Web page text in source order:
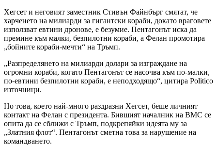
Хегсет и неговият заместник Стивън Файнбърг смятат, че
харченето на милиарди за гигантски кораби, докато враговете
използват евтини дронове, е безумие. Пентагонът иска да
премине към малки, безпилотни кораби, а Фелан промотира
„бойните кораби-мечти“ на Тръмп.
„Разпределянето на милиарди долари за изграждане на
огромни кораби, когато Пентагонът се насочва към по-малки,
по-евтини безпилотни кораби, е неподходящо“, цитира Politico
източници.
Но това, което най-много раздразни Хегсет, беше личният
контакт на Фелан с президента. Бившият началник на ВМС се
опита да се сближи с Тръмп, подкрепяйки идеята му за
„Златния флот“. Пентагонът сметна това за нарушение на
командването.